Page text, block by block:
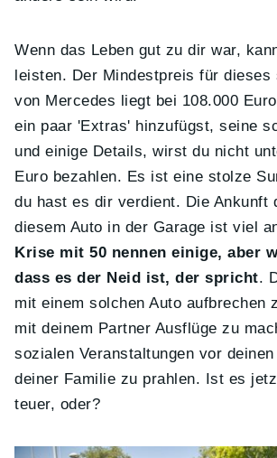
Wenn das Leben gut zu dir war,
leisten. Der Mindestpreis für
von Mercedes liegt bei 108.000
ein paar 'Extras' hinzufügst, seine
und einige Details, wirst du nicht
Euro bezahlen. Es ist eine stolze
du hast es dir verdient. Die Ankunft
diesem Auto in der Garage ist viel
Krise mit 50 nennen einige, aber
dass es der Neid ist, der spricht.
mit einem solchen Auto aufbrechen
mit deinem Partner Ausflüge zu
sozialen Veranstaltungen vor deinen
deiner Familie zu prahlen. Ist es
teuer, oder?